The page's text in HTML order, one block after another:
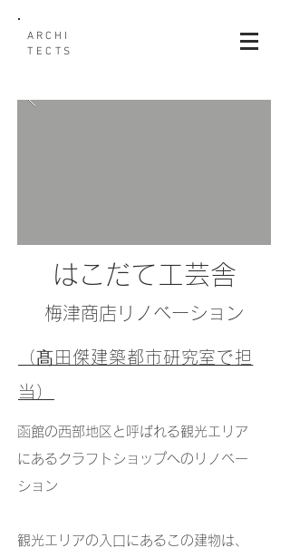
ARCHI
TECTS
はこだて工芸舎
梅津商店リノベーション
（髙田傑建築都市研究室で担
当）
函館の西部地区と呼ばれる観光エリア
にあるクラフトショップへのリノベー
ション
観光エリアの入口にあるこの建物は、